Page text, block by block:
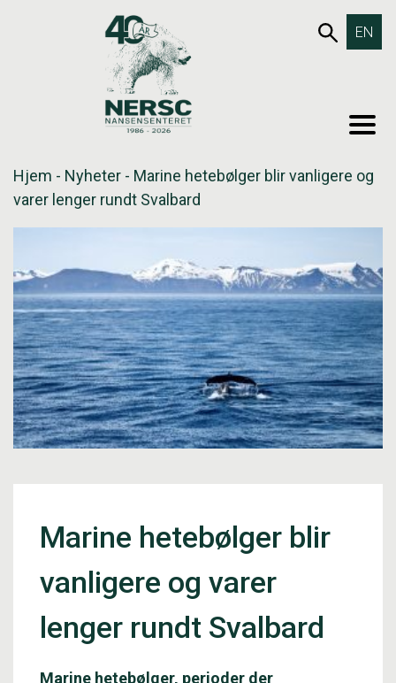
653SØK
EN
Hjem - Nyheter - Marine hetebølger blir vanligere og
varer lenger rundt Svalbard
Marine hetebølger blir
vanligere og varer
lenger rundt Svalbard
Marine hetebølger, perioder der